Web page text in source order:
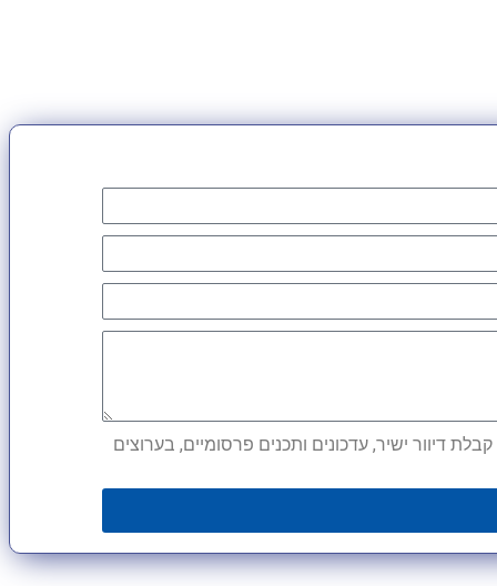
דיוור ישיר, עדכונים ותכנים פרסומיים, בערוצים